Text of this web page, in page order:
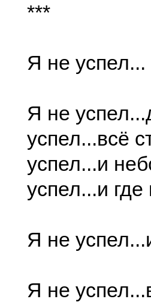
***
Я не успел...
Я не
успел...всё
успел...и
успел...и
Я не
Я не